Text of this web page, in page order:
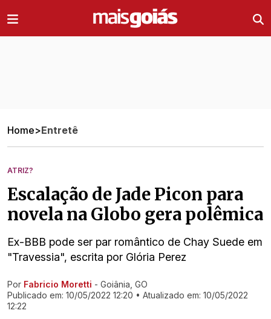
Home>Entretê
ATRIZ?
Escalação de Jade Picon para
novela na Globo gera polêmica
Ex-BBB pode ser par romântico de Chay Suede em
"Travessia", escrita por Glória Perez
Ir direto pra matéria
Por Fabricio Moretti - Goiânia, GO
Publicado em: 10/05/2022 12:20 • Atualizado em: 10/05/2022
12:22